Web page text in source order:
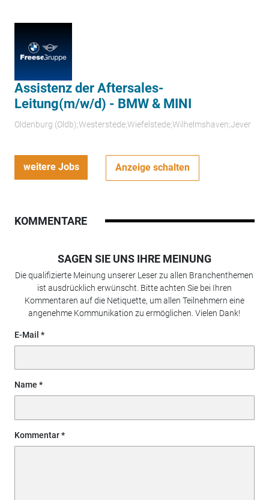
Assistenz der Aftersales-
Leitung(m/w/d) - BMW & MINI
Oldenburg (Oldb);Westerstede;Wiefelstede;Wilhelmshaven;Jever
weitere Jobs Anzeige schalten
KOMMENTARE
SAGEN SIE UNS IHRE MEINUNG
Die qualifizierte Meinung unserer Leser zu allen Branchenthemen
ist ausdrücklich erwünscht. Bitte achten Sie bei Ihren
Kommentaren auf die Netiquette, um allen Teilnehmern eine
angenehme Kommunikation zu ermöglichen. Vielen Dank!
E-Mail
Name
Kommentar